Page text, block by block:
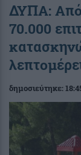
ΔΥΠΑ: Από
70.000
δημοσιεύτηκε: